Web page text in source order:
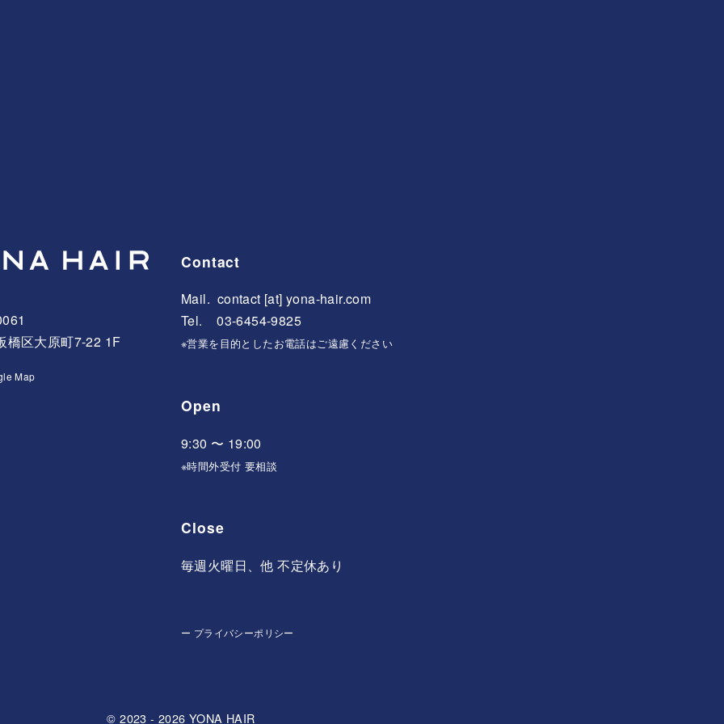
橋区大原町7-22 1F
Map
Contact
Mail. contact [at] yona-hair.com
Tel. 03-6454-9825
※営業を目的としたお電話はご遠慮ください
Open
9:30 〜 19:00
※時間外受付 要相談
Close
毎週火曜日、他 不定休あり
ー プライバシーポリシー
© 2023 - 2026 YONA HAIR